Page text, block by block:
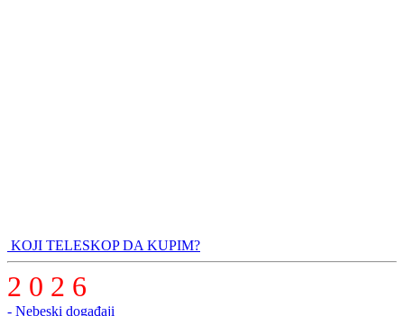
KOJI TELESKOP DA KUPIM?
2 0 2 6
- Nebeski događaji